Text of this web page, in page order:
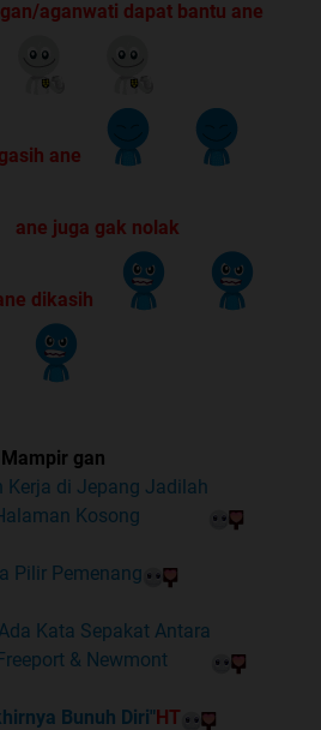
aganwati dapat bantu ane
ane
ane juga gak nolak
dikasih
Mampir gan
Kerja di Jepang Jadilah
Kosong
Pilir Pemenang
Kata Sepakat Antara
& Newmont
Bunuh Diri"HT